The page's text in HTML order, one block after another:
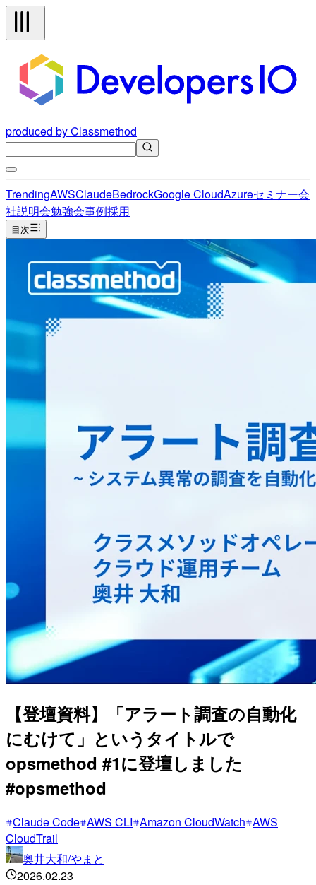
produced by Classmethod
TrendingAWSClaudeBedrockGoogle CloudAzureセミナー会
社説明会勉強会事例採用
目次
【登壇資料】「アラート調査の自動化
にむけて」というタイトルで
opsmethod #1に登壇しました
#opsmethod
Claude Code AWS CLI Amazon CloudWatch AWS
CloudTrail
奥井大和/やまと
2026.02.23